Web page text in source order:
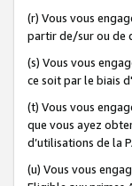
(r) Vous vous
partir de/sur ou de
(s) Vous vous
ce soit par le biais
(t) Vous vous
que vous ayez
d’utilisations de la
(u) Vous vous